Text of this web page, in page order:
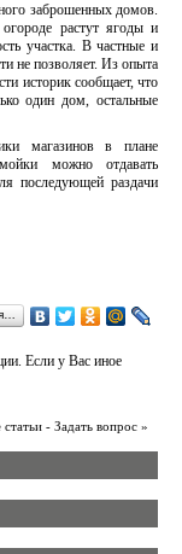
заброшенных домов.
растут ягоды и
участка. В частные и
не позволяет. Из опыта
историк сообщает, что
один дом, остальные
магазинов в плане
можно отдавать
последующей раздачи
Если у Вас иное
- Задать вопрос »